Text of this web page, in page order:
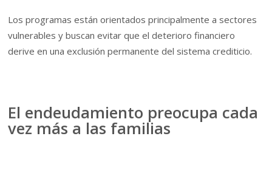
Los programas están orientados principalmente a sectores
vulnerables y buscan evitar que el deterioro financiero
derive en una exclusión permanente del sistema crediticio.
El endeudamiento preocupa cada
vez más a las familias